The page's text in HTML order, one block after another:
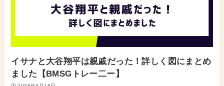
イサナと大谷翔平は親戚だった！詳しく図にまとめ
ました【BMSGトレー二ー】